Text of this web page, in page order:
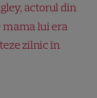
actorul din
mama lui era
zilnic în